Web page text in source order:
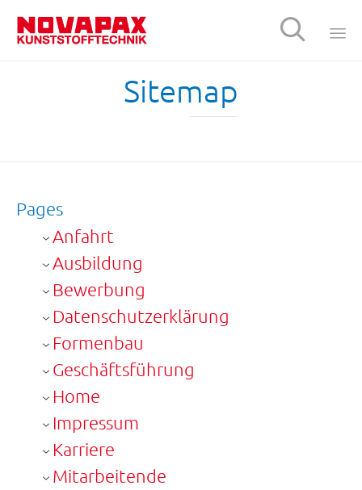

Sitemap
Pages
Anfahrt
Ausbildung
Bewerbung
Datenschutzerklärung
Formenbau
Geschäftsführung
Home
Impressum
Karriere
Mitarbeitende